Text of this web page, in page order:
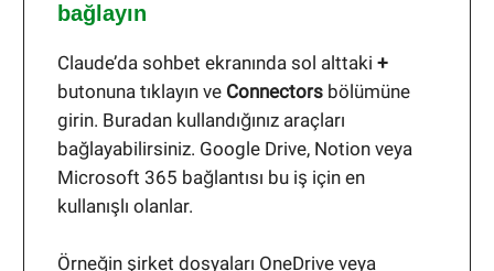
bağlayın
Claude’da sohbet ekranında sol alttaki +
butonuna tıklayın ve Connectors bölümüne
girin. Buradan kullandığınız araçları
bağlayabilirsiniz. Google Drive, Notion veya
Microsoft 365 bağlantısı bu iş için en
kullanışlı olanlar.
Örneğin şirket dosyaları OneDrive veya